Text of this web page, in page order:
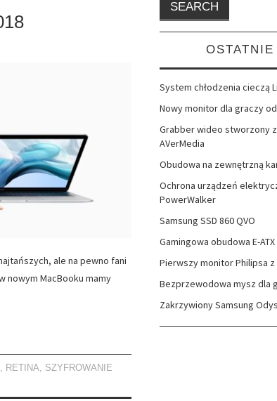
ale na pewno fani
nowym MacBooku mamy
RETINA
SZYFROWANIE
System chłodzenia cieczą
Nowy monitor dla graczy
Grabber wideo stworzony
AVerMedia
Obudowa na zewnętrzną
Ochrona urządzeń
PowerWalker
Samsung SSD 860 QVO
Gamingowa obudowa E-
Pierwszy monitor Philipsa z
Bezprzewodowa mysz dla
Zakrzywiony Samsung